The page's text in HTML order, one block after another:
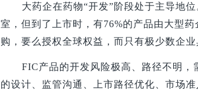
大药企在药物“开发”阶段处于主导地
室，但到了上市时，有76%的产品由大型
购，要么授权全球权益，而只有极少数企
FIC产品的开发风险极高、路径不明
的设计、监管沟通、上市路径优化、市场